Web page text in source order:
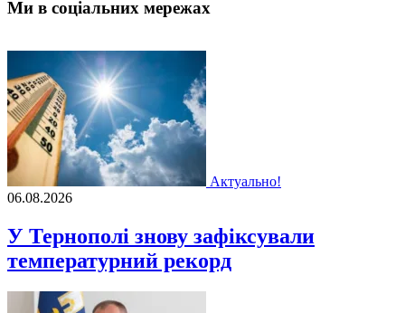
Ми в соціальних мережах
Актуально!
06.08.2026
У Тернополі знову зафіксували
температурний рекорд